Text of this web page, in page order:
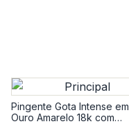
Pingente Gota Intense em
Ouro Amarelo 18k com